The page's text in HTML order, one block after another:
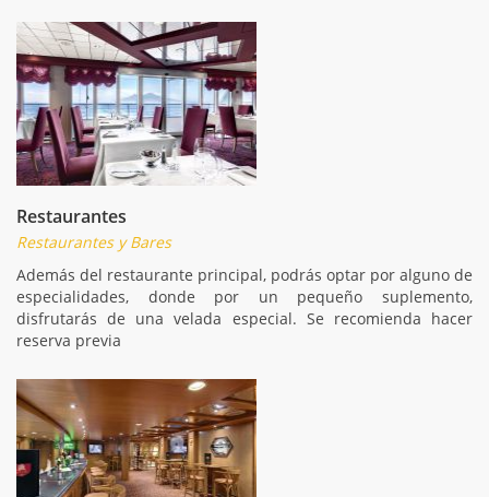
Restaurantes
Restaurantes y Bares
Además del restaurante principal, podrás optar por alguno de
especialidades, donde por un pequeño suplemento,
disfrutarás de una velada especial. Se recomienda hacer
reserva previa